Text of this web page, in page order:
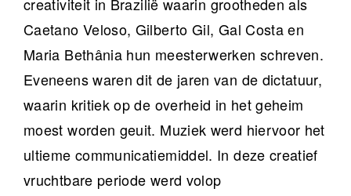
Caetano Veloso, Gilberto Gil, Gal Costa en
Maria Bethânia hun meesterwerken schreven.
Eveneens waren dit de jaren van de dictatuur,
waarin kritiek op de overheid in het geheim
moest worden geuit. Muziek werd hiervoor het
ultieme communicatiemiddel. In deze creatief
vruchtbare periode werd volop